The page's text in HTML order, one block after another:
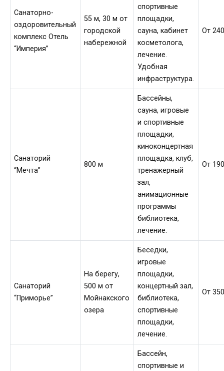
Санаторно-
оздоровительный
комплекс Отель
“Империя”
55 м, 30 м от
городской
набережной
спортивные
площадки,
сауна, кабинет
косметолога,
лечение.
Удобная
инфраструктура.
От
Санаторий
“Мечта”
800 м
Бассейны,
сауна, игровые
и спортивные
площадки,
киноконцертная
площадка, клуб,
тренажерный
зал,
анимационные
программы
библиотека,
лечение.
От
Санаторий
“Приморье”
На берегу,
500 м от
Мойнакского
озера
Беседки,
игровые
площадки,
концертный зал,
библиотека,
спортивные
площадки,
лечение.
От
Бассейн,
спортивные и